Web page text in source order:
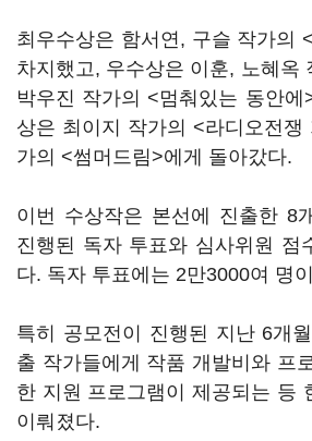
최우수상은 함서연, 구슬 작가의
차지했고, 우수상은 이훈, 노혜옥
박우진 작가의 <멈춰있는 동안에
상은 최이지 작가의 <라디오전
가의 <썸머드림>에게 돌아갔다.
이번 수상작은 본선에 진출한 8
진행된 독자 투표와 심사위원 점
다. 독자 투표에는 2만3000여 명
특히 공모전이 진행된 지난 6개
출 작가들에게 작품 개발비와 프
한 지원 프로그램이 제공되는 등
이뤄졌다.